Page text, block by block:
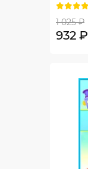
1 025 ₽
932 ₽